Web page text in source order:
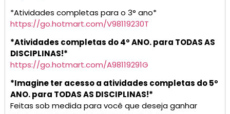
*Atividades completas para o 3° ano*
https://go.hotmart.com/V98119230T
*Atividades completas do 4º ANO. para TODAS AS
DISCIPLINAS!*
https://go.hotmart.com/A98119291G
*Imagine ter acesso a atividades completas do 5º
ANO. para TODAS AS DISCIPLINAS!*
Feitas sob medida para você que deseja ganhar